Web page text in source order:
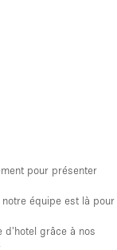
pour présenter
notre équipe est là pour
d'hotel grâce à nos